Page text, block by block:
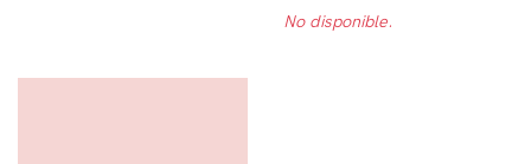
No disponible.